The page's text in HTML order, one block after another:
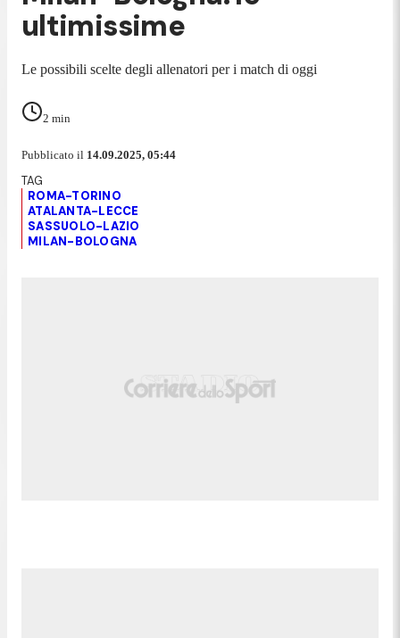
ultimissime
Le possibili scelte degli allenatori per i match di oggi
2 min
Pubblicato il 14.09.2025, 05:44
ROMA-TORINO
ATALANTA-LECCE
SASSUOLO-LAZIO
MILAN-BOLOGNA